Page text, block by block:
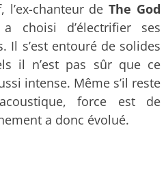
l’ex-chanteur deThe God
a choisi d’électrifier ses
Il s’est entouré de solides
il n’est pas sûr que ce
intense. Même s’il reste
force est de
a donc évolué.